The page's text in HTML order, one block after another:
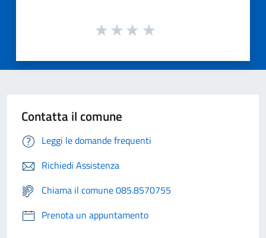
Contatta il comune
Leggi le domande frequenti
Richiedi Assistenza
Chiama il comune 085.8570755
Prenota un appuntamento